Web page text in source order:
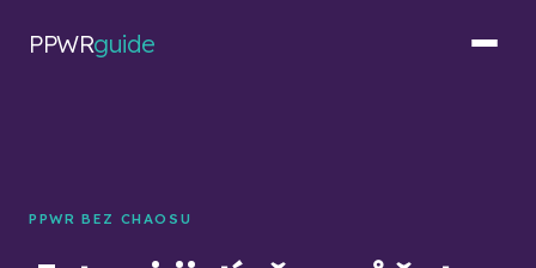
PPWRguide
PPWR BEZ CHAOSU